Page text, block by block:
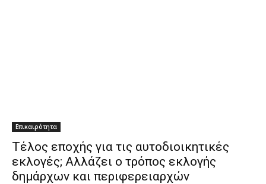
Επικαιρότητα
Τέλος εποχής για τις αυτοδιοικητικές
εκλογές; Αλλάζει ο τρόπος εκλογής
δημάρχων και περιφερειαρχών